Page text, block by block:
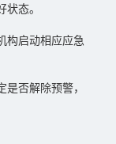
态。
启动相应应急
否解除预警，